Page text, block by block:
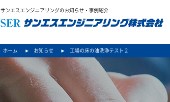
サンエスエンジニアリングのお知らせ・事例紹介
ホーム お知らせ 工場の床の油洗浄テスト２